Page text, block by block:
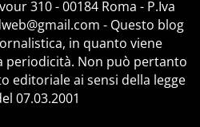
310 - 00184 Roma - P.Iva
- Questo blog
in quanto viene
periodicità. Non può pertanto
editoriale ai sensi della legge
07.03.2001